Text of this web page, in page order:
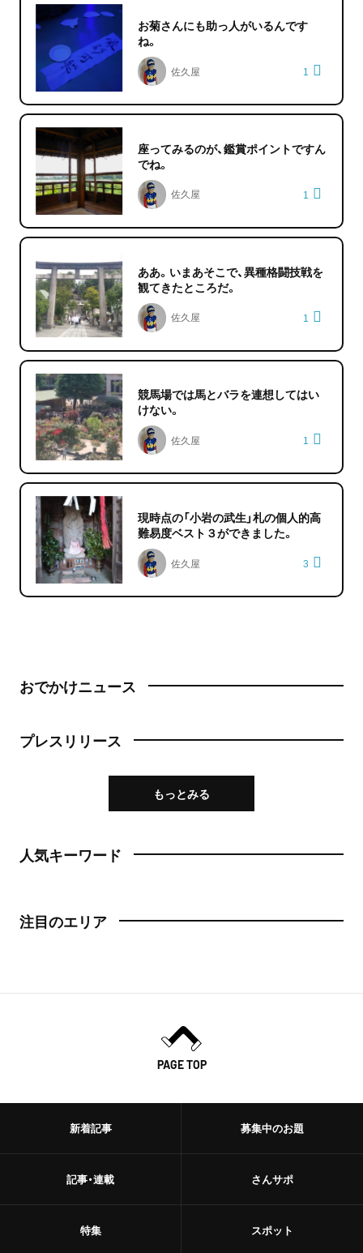
お菊さんにも助っ人がいるんです
ね。
佐久屋 1
座ってみるのが、鑑賞ポイントですん
でね。
佐久屋 1
ああ。いまあそこで、異種格闘技戦を
観てきたところだ。
佐久屋 1
競馬場では馬とバラを連想してはい
けない。
佐久屋 1
現時点の「小岩の武生」札の個人的高
難易度ベスト３ができました。
佐久屋 3
おでかけニュース
プレスリリース
もっとみる
人気キーワード
注目のエリア
PAGE TOP
新着記事
記事・連載
特集
募集中のお題
さんサポ
スポット